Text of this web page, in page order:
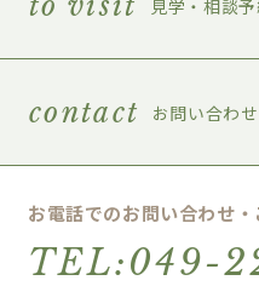
見学・相談
contact お問い合わせ
お電話でのお問い合わせ
TEL:049-